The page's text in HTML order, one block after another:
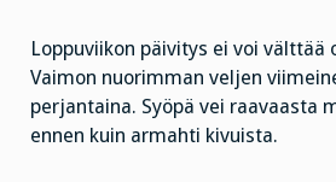
Loppuviikon päivitys ei voi välttää
Vaimon nuorimman veljen
perjantaina. Syöpä vei raavaasta
ennen kuin armahti kivuista.